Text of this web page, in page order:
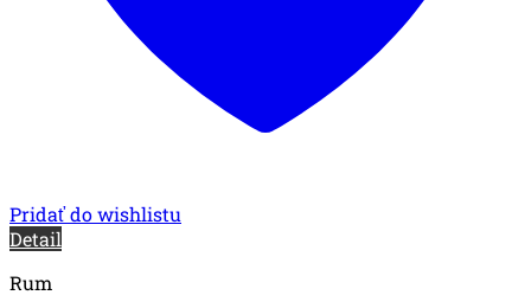
Pridať do wishlistu
Detail
Rum